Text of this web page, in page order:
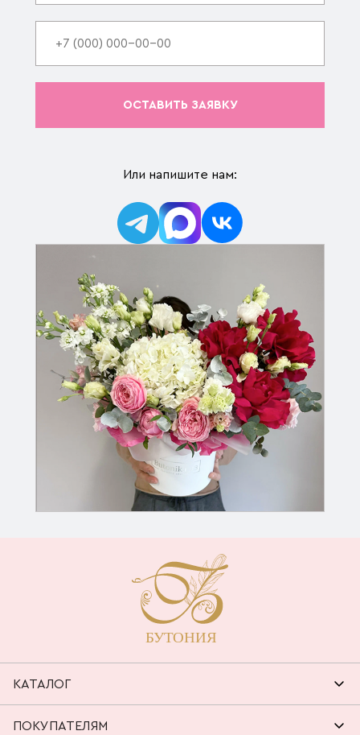
ОСТАВИТЬ ЗАЯВКУ
Или напишите нам:
КАТАЛОГ
ПОКУПАТЕЛЯМ